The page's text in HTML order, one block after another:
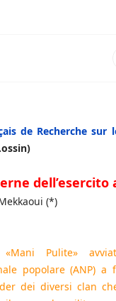
de Recherche sur
dell’esercito
(*)
«Mani Pulite»
popolare (ANP)
dei diversi clan